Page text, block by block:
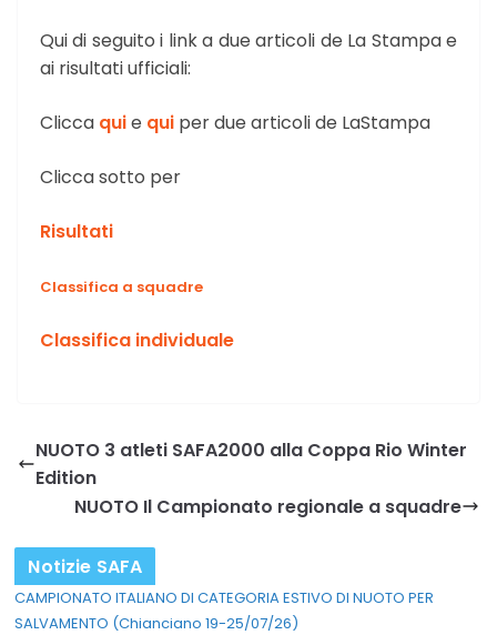
Qui di seguito i link a due articoli de La Stampa e
ai risultati ufficiali:
Clicca quie qui per due articoli de LaStampa
Clicca sotto per
Risultati
Classifica a squadre
Classifica individuale
NUOTO 3 atleti SAFA2000 alla Coppa Rio Winter
Edition
NUOTO Il Campionato regionale a squadre
Notizie SAFA
CAMPIONATO ITALIANO DI CATEGORIA ESTIVO DI NUOTO PER
SALVAMENTO (Chianciano 19-25/07/26)